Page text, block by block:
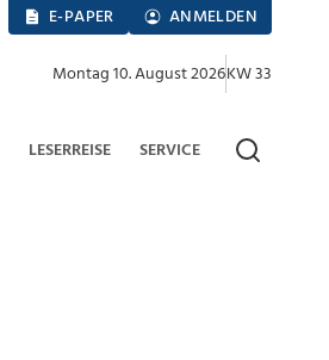
E-PAPER ANMELDEN
Montag 10. August 2026KW 33
LESERREISE SERVICE